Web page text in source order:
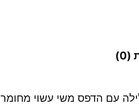
עם הדפס משי עשוי מחומר